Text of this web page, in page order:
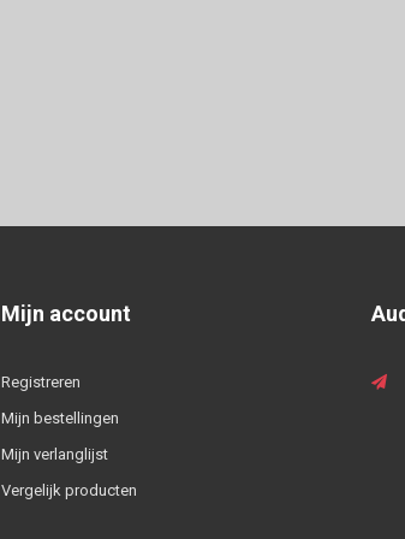
Mijn account
Registreren
Mijn bestellingen
Mijn verlanglijst
Vergelijk producten